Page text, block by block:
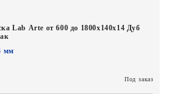
Lab Arte от 600 до 1800х140х14 Дуб
мм
Под заказ